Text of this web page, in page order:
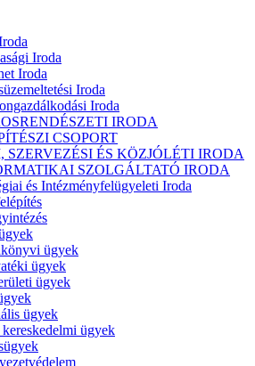
Iroda
Iroda
Iroda
Iroda
IRODA
CSOPORT
SZERVEZÉSI ÉS KÖZJÓLÉTI IRODA
SZOLGÁLTATÓ IRODA
és Intézményfelügyeleti Iroda
ügyek
ügyek
ügyek
ügyek
ügyek